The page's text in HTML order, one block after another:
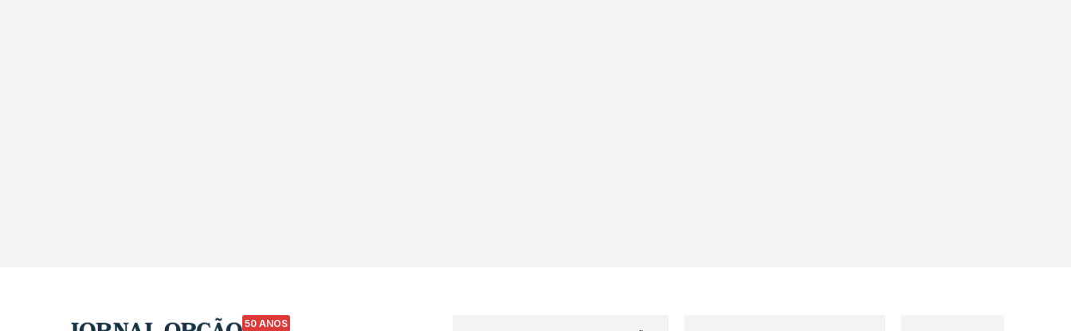
50 ANOS